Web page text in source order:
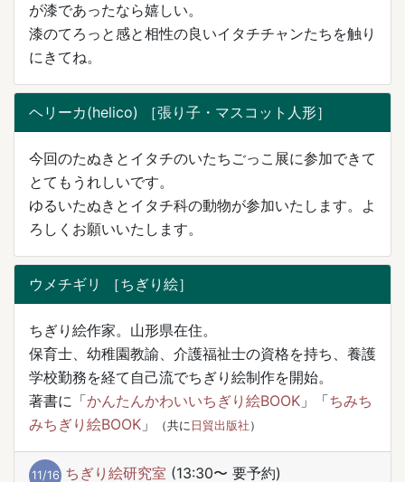
が漆であったなら嬉しい。
漆のてろっと感と相性の良いイタチチャンたちを触り
にきてね。
ヘリーカ(helico) ［張り子・マスコット人形］
今回のたぬきとイタチのいたちごっこ展に参加できて
とてもうれしいです。
ゆるいたぬきとイタチ科の動物が参加いたします。よ
ろしくお願いいたします。
ウメチギリ ［ちぎり絵］
ちぎり絵作家。山形県在住。
保育士、幼稚園教諭、介護福祉士の資格を持ち、養護
学校勤務を経て自己流でちぎり絵制作を開始。
著書に「かんたんかわいいちぎり絵BOOK 」「ちみち
みちぎり絵BOOK 」 （共に 日貿出版社 ）
11/16 ちぎり絵研究室 (13:30〜 要予約)